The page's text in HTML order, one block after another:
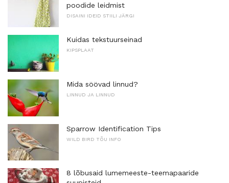
poodide leidmist
DISAINI IDEID STIILI JÄRGI
Kuidas tekstuurseinad
KIPSPLAAT
Mida söövad linnud?
LINNUD JA LINNUD
Sparrow Identification Tips
WILD BIRD TÕU INFO
8 lõbusaid lumemeeste-teemapaaride